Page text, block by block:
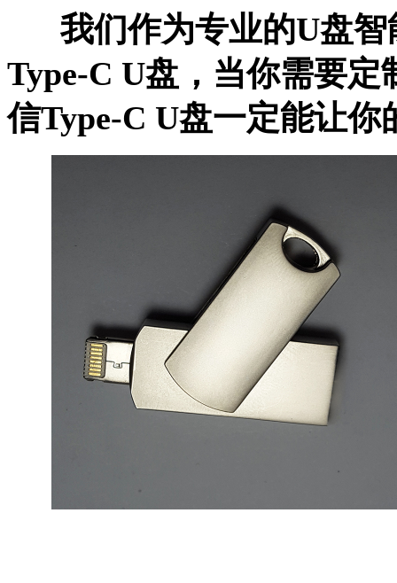
我们作为专业的U盘智
Type-C U盘 ，当你需要
信Type-C U盘一定能让你